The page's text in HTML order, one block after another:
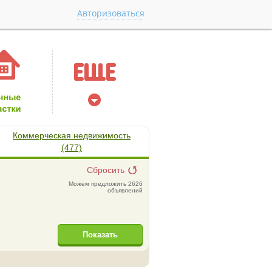
Авторизоваться
Коммерческая недвижимость
(477)
Сбросить
Можем предложить 2626
объявлений